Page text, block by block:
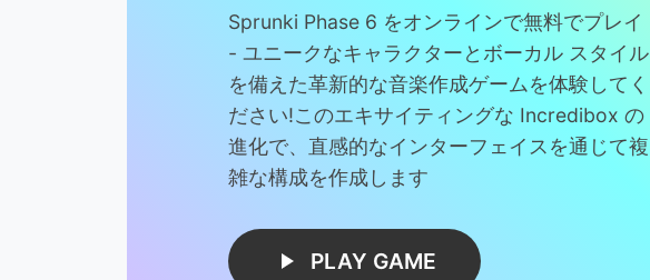
Sprunki Phase 6 をオンラインで無料でプレイ
- ユニークなキャラクターとボーカル スタイル
を備えた革新的な音楽作成ゲームを体験してく
ださい!このエキサイティングな Incredibox の
進化で、直感的なインターフェイスを通じて複
雑な構成を作成します
PLAY GAME